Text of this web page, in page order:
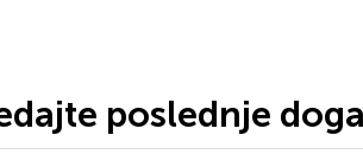
poslednje